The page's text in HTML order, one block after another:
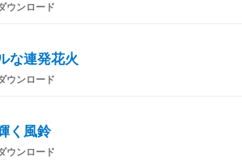
ウンロード
な連発花火
ウンロード
く風鈴
ウンロード